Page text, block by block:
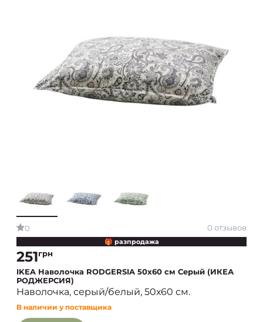
0 0 отзывов
🎁 разпродажа
251грн
IKEA Наволочка RODGERSIA 50х60 см Серый (ИКЕА
РОДЖЕРСИЯ)
Наволочка, серый/белый, 50х60 см.
В наличии у поставщика